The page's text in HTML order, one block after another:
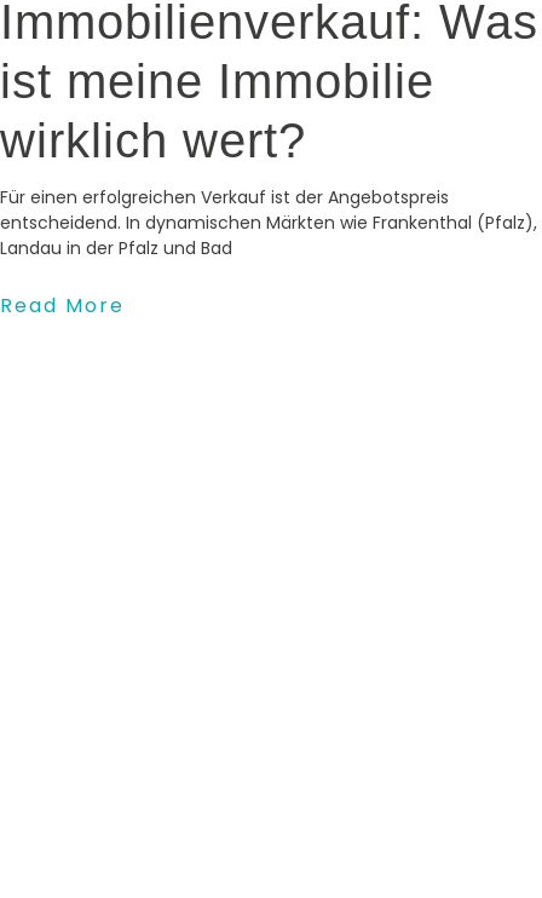
Immobilienverkauf: Was
ist meine Immobilie
wirklich wert?
Für einen erfolgreichen Verkauf ist der Angebotspreis
entscheidend. In dynamischen Märkten wie Frankenthal (Pfalz),
Landau in der Pfalz und Bad
Read More